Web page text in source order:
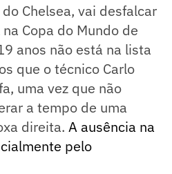
do Chelsea, vai desfalcar
na Copa do Mundo de
anos não está na lista
que o técnico Carlo
uma vez que não
a tempo de uma
direita. A ausência na
pelo